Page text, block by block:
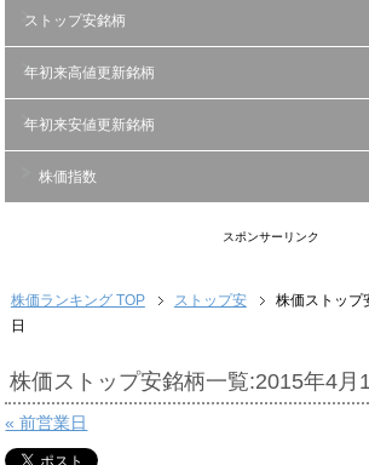
ストップ安銘柄
年初来高値更新銘柄
年初来安値更新銘柄
株価指数
スポンサーリンク
株価ランキング TOP ストップ安
株価ストップ
日
株価ストップ安銘柄一覧:2015年4月
« 前営業日